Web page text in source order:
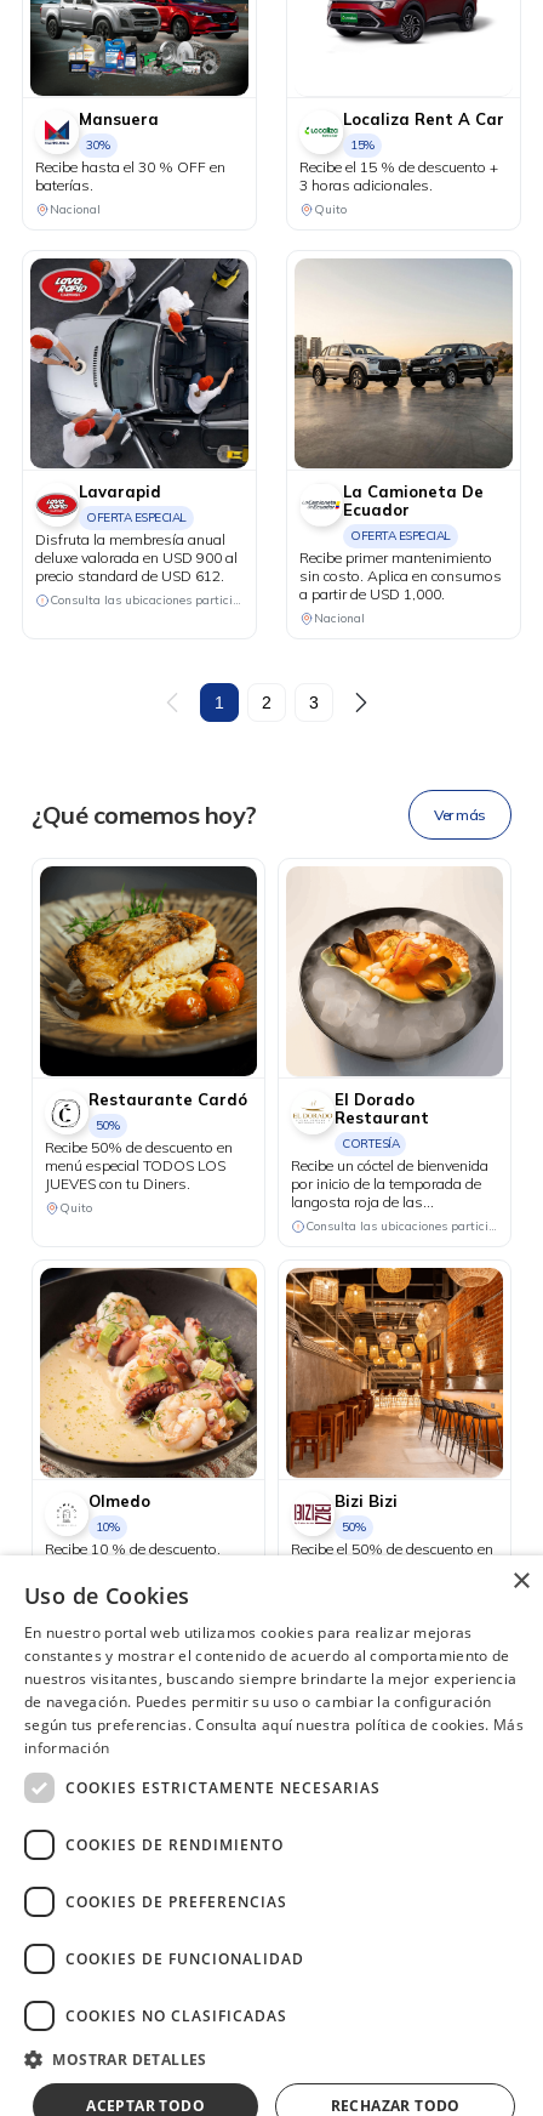
Mansuera
30%
Recibe hasta el 30 % OFF en
baterías.
Nacional
Localiza Rent A Car
15%
Recibe el 15 % de descuento +
3 horas adicionales.
Quito
Lavarapid
OFERTA ESPECIAL
Disfruta la membresía anual
deluxe valorada en USD 900 al
precio standard de USD 612.
Consulta las ubicaciones participantes
La Camioneta De
Ecuador
OFERTA ESPECIAL
Recibe primer mantenimiento
sin costo. Aplica en consumos
a partir de USD 1,000.
Nacional
1 2 3
Ahora tus blu benefits
en una
sola app.
DESCÁRGALA
¿Qué comemos hoy? Ver más
Restaurante Cardó
50%
Recibe 50% de descuento en
menú especial TODOS LOS
JUEVES con tu Diners.
Quito
El Dorado
Restaurant
CORTESÍA
Recibe un cóctel de bienvenida
por inicio de la temporada de
langosta roja de las
Galápagos.
Consulta las ubicaciones participantes
Olmedo
10%
Recibe 10 % de descuento.
Bizi Bizi
50%
Recibe el 50% de descuento en
¿Necesitas ayuda? (02) 298 1300
Derechos reservados.
×
Uso de Cookies
En nuestro portal web utilizamos cookies para realizar mejoras
constantes y mostrar el contenido de acuerdo al comportamiento de
nuestros visitantes, buscando siempre brindarte la mejor experiencia
de navegación. Puedes permitir su uso o cambiar la configuración
según tus preferencias. Consulta aquí nuestra política de cookies. Más
información
COOKIES ESTRICTAMENTE NECESARIAS
COOKIES DE RENDIMIENTO
COOKIES DE PREFERENCIAS
COOKIES DE FUNCIONALIDAD
COOKIES NO CLASIFICADAS
MOSTRAR DETALLES
ACEPTAR TODO RECHAZAR TODO